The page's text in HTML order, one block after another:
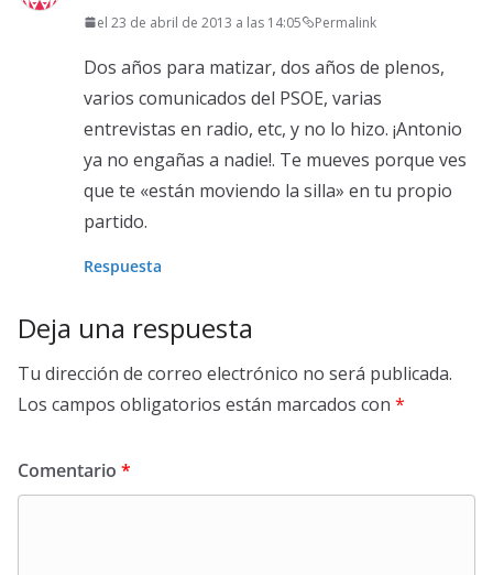
el 23 de abril de 2013 a las 14:05 Permalink
Dos años para matizar, dos años de plenos,
varios comunicados del PSOE, varias
entrevistas en radio, etc, y no lo hizo. ¡Antonio
ya no engañas a nadie!. Te mueves porque ves
que te «están moviendo la silla» en tu propio
partido.
Respuesta
Deja una respuesta
Tu dirección de correo electrónico no será publicada.
Los campos obligatorios están marcados con *
Comentario *